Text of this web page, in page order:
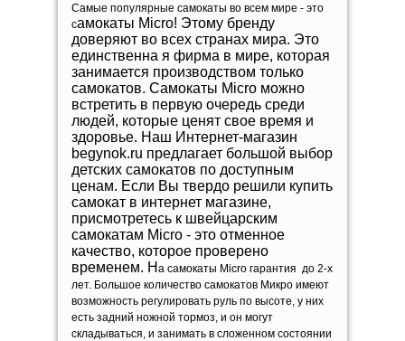
Самые популярные самокаты во всем мире - это
самокаты Micro! Этому бренду
доверяют во всех странах мира. Это
единственна я фирма в мире, которая
занимается производством только
самокатов. Самокаты Micro можно
встретить в первую очередь среди
людей, которые ценят свое время и
здоровье. Наш Интернет-магазин
begynok.ru предлагает большой выбор
детских самокатов по доступным
ценам. Если Вы твердо решили купить
самокат в интернет магазине,
присмотретесь к швейцарским
самокатам Micro - это отменное
качество, которое проверено
временем. Н а самокаты Micro гарантия до 2-х
лет. Большое количество самокатов Микро имеют
возможность регулировать руль по высоте, у них
есть задний ножной тормоз, и он могут
складываться, и занимать в сложенном состоянии